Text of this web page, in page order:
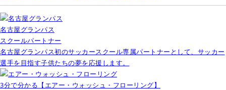
名古屋グランパス
スクールパートナー
名古屋グランパス初のサッカースクール専属パートナーとして、サッカー
選手を目指す子供たちの夢を応援します。
3分で分かる【エアー・ウォッシュ・フローリング】